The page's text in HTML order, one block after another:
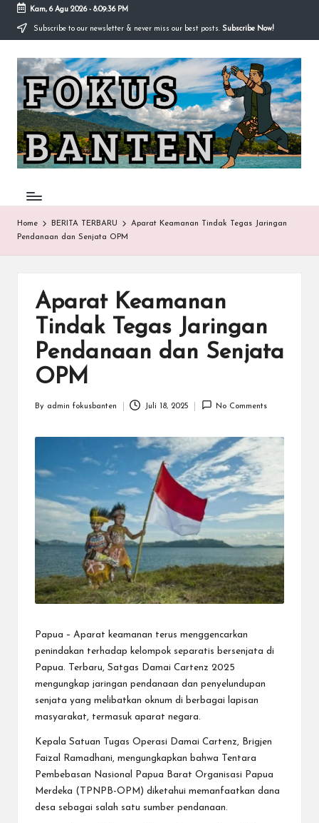
Skip
content
Kam, 6 Agu 2026- 8:09:36 PM
Subscribe to our newsletter & never miss our best posts. Subscribe Now!
F
O
K
U
S-
B
A
N
O
Home BERITA TERBARU
Aparat Keamanan Tindak Tegas Jaringan
Pendanaan dan Senjata OPM
Aparat Keamanan
Tindak Tegas Jaringan
Pendanaan dan Senjata
OPM
By admin fokusbanten Juli 18, 2025 No Comments
Papua – Aparat keamanan terus menggencarkan
penindakan terhadap kelompok separatis bersenjata di
Papua. Terbaru, Satgas Damai Cartenz 2025
mengungkap jaringan pendanaan dan penyelundupan
senjata yang melibatkan oknum di berbagai lapisan
masyarakat, termasuk aparat negara.
Kepala Satuan Tugas Operasi Damai Cartenz, Brigjen
Faizal Ramadhani, mengungkapkan bahwa Tentara
Pembebasan Nasional Papua Barat Organisasi Papua
Merdeka (TPNPB-OPM) diketahui memanfaatkan dana
desa sebagai salah satu sumber pendanaan.